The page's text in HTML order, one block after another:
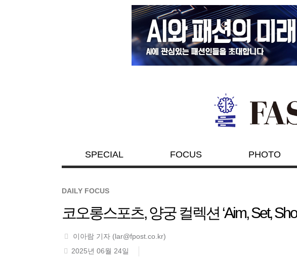
SPECIAL FOCUS PHOTO
DAILY FOCUS
코오롱스포츠, 양궁 컬렉션 ‘Aim, Set,
이아람 기자 (lar@fpost.co.kr)
2025년 06월 24일